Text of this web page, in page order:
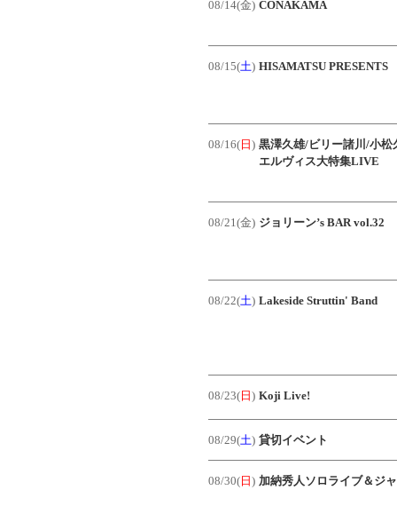
08/14(金) CONAKAMA
08/15(土) HISAMATSU PRESENTS
08/16( 日 ) 黒澤久雄/ビリー諸川/小松
エルヴィス大特集LIVE
08/21(金) ジョリーン’s BAR vol.32
08/22(土) Lakeside Struttin' Band
08/23( 日 ) Koji Live!
08/29(土) 貸切イベント
08/30( 日 ) 加納秀人ソロライブ＆ジ